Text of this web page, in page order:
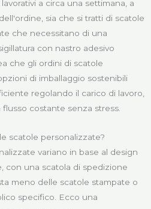
a circa una settimana, a
sia che si tratti di scatole
che necessitano di una
con nastro adesivo
che gli ordini di scatole
di imballaggio sostenibili
regolando il carico di lavoro,
costante senza stress.
scatole personalizzate?
variano in base al design
con una scatola di spedizione
meno delle scatole stampate o
specifico. Ecco una